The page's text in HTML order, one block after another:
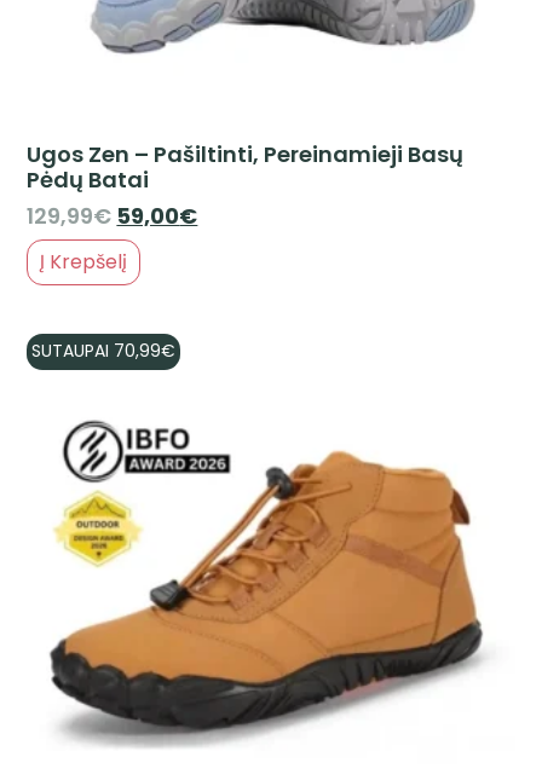
Ugos Zen – Pašiltinti, Pereinamieji Basų
Pėdų Batai
129,99€ 59,00€
Į Krepšelį
SUTAUPAI 70,99€